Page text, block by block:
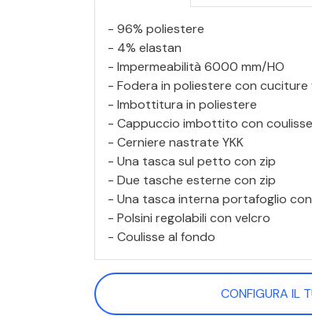
- 96% poliestere
- 4% elastan
- Impermeabilità 6000 mm/HO
- Fodera in poliestere con cuciture
- Imbottitura in poliestere
- Cappuccio imbottito con coulisse
- Cerniere nastrate YKK
- Una tasca sul petto con zip
- Due tasche esterne con zip
- Una tasca interna portafoglio
- Polsini regolabili con velcro
- Coulisse al fondo
CONFIGURA IL